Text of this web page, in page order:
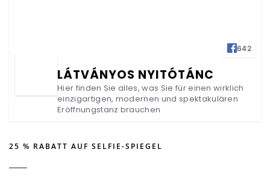
642
LÁTVÁNYOS NYITÓTÁNC
Hier finden Sie alles, was Sie für einen wirklich
einzigartigen, modernen und spektakulären
Eröffnungstanz brauchen
25 % RABATT AUF SELFIE-SPIEGEL